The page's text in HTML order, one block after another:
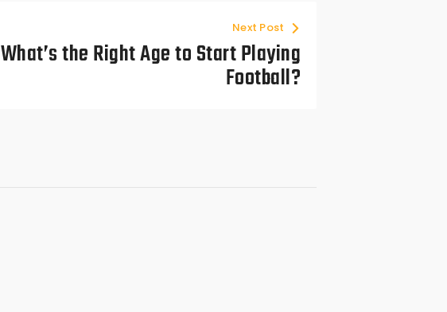
Next Post
What’s the Right Age to Start Playing
Football?